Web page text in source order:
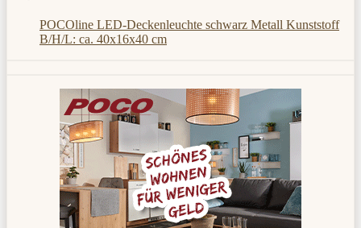
POCOline LED-Deckenleuchte schwarz Metall Kunststoff
B/H/L: ca. 40x16x40 cm